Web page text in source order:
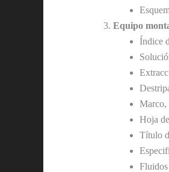
Equipo
Índice
Marco,
Hoja
Título